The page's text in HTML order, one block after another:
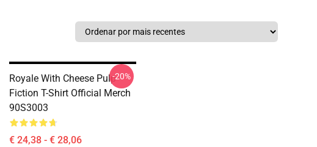
Royale With Cheese Pulp
Fiction T-Shirt Official Merch
90S3003
€ 24,38 - € 28,06
-20%